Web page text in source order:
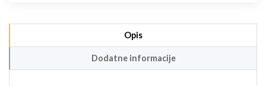
Opis
Dodatne informacije